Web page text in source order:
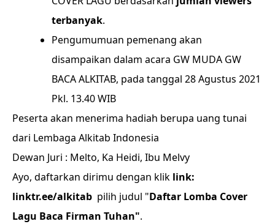
terbanyak.
Pengumumuan pemenang akan
disampaikan dalam acara GW MUDA GW
BACA ALKITAB, pada tanggal 28 Agustus 2021
Pkl. 13.40 WIB
Peserta akan menerima hadiah berupa uang tunai
dari Lembaga Alkitab Indonesia
Dewan Juri : Melto, Ka Heidi, Ibu Melvy
Ayo, daftarkan dirimu dengan klik link:
linktr.ee/alkitab pilih judul "Daftar Lomba Cover
Lagu Baca Firman Tuhan".